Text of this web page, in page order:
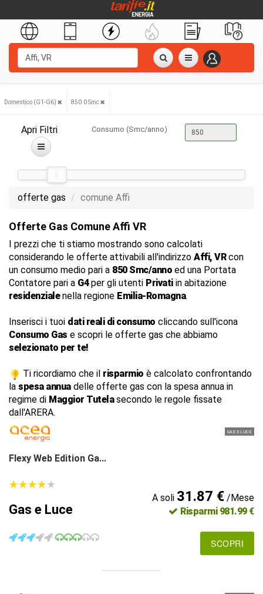
Domestico (G1-G6) 850.0 Smc
Apri Filtri Consumo (Smc/anno)
offerte gas comune Affi
Offerte Gas Comune Affi VR
I prezzi che ti stiamo mostrando sono calcolati
considerando le offerte attivabili all'indirizzo Affi, VRcon
un consumo medio pari a 850 Smc/anno ed una Portata
Contatore pari a G4per gli utenti Privatiin abitazione
residenzialenella regione Emilia-Romagna.
Inserisci i tuoi dati reali di consumo cliccando sull'icona
Consumo Gas e scopri le offerte gas che abbiamo
selezionato per te!
Ti ricordiamo che il risparmio è calcolato confrontando
la spesa annuadelle offerte gas con la spesa annua in
regime di Maggior Tutelasecondo le regole fissate
dall'ARERA.
GAS E LUCE
Flexy Web Edition Ga...
★★★★★
★★★★★
Gas e Luce
A soli 31.87 €/Mese
Risparmi 981.99 €
SCOPRI